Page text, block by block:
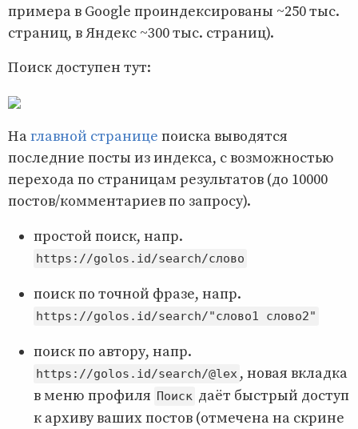
примера в Google проиндексированы ~250 тыс.
страниц, в Яндекс ~300 тыс. страниц).
Поиск доступен тут:
Наглавной странице поиска выводятся
последние посты из индекса, с возможностью
перехода по страницам результатов (до 10000
постов/комментариев по запросу).
простой поиск, напр.
https://golos.id/search/слово
поиск по точной фразе, напр.
https://golos.id/search/"слово1 слово2"
поиск по автору, напр.
https://golos.id/search/@lex , новая вкладка
в меню профиля Поиск даёт быстрый доступ
к архиву ваших постов (отмечена на скрине